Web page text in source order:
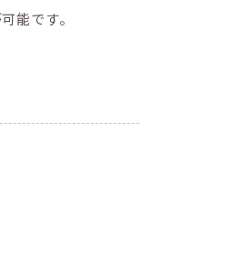
能です。